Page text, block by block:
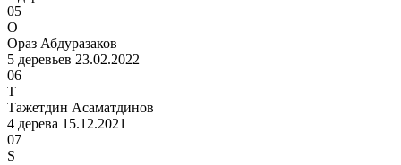
05
О
Ораз Абдуразаков
5 деревьев 23.02.2022
06
Т
Тажетдин Асаматдинов
4 дерева 15.12.2021
07
S